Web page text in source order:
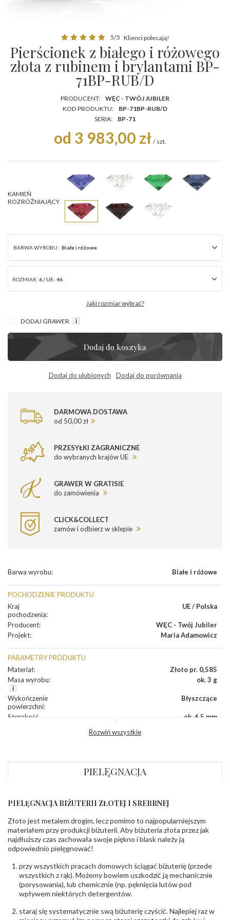
5/5 Klienci polecają!
Pierścionek z białego i różowego
złota z rubinem i brylantami BP-
71BP-RUB/D
PRODUCENT:
WĘC - TWÓJ JUBILER
KOD PRODUKTU:
BP-71BP-RUB/D
SERIA:
BP-71
od 3 983,00 zł / szt.
KAMIEŃ
ROZRÓŻNIAJĄCY
BARWA WYROBU: Białe i różowe
ROZMIAR: 6 / UE- 46
Jaki rozmiar wybrać?
DODAJ GRAWER
Dodaj do koszyka
Dodaj do ulubionych Dodaj do porównania
DARMOWA DOSTAWA
od 50,00 zł
PRZESYŁKI ZAGRANICZNE
do wybranych krajów UE
GRAWER W GRATISIE
do zamówienia
CLICK&COLLECT
zamów i odbierz w sklepie
Barwa wyrobu: Białe i różowe
POCHODZENIE PRODUKTU
Kraj
pochodzenia:
UE / Polska
Producent:
WĘC - Twój Jubiler
Projekt: Maria Adamowicz
PARAMETRY PRODUKTU
Materiał:
Złoto pr. 0,585
Masa wyrobu: ok. 3 g
Wykończenie
powierzchni:
Błyszczące
Szerokość
ok. 6,5 mm
dół:
bok
DIAMENTY
Szlif:
Brylantowy okrągły
Liczba
diamentów
0.004 ct - 8 szt.
Liczba
diamentów
(łącznie)
Masa
diamentów
(łącznie):
0.032 ct
Barwa
Czystość:
Rozwiń wszystkie
PIELĘGNACJA
PIELĘGNACJA BIŻUTERII ZŁOTEJ I SREBRNEJ
Złoto jest metalem drogim, lecz pomimo to najpopularniejszym
materiałem przy produkcji biżuterii. Aby biżuteria złota przez jak
najdłuższy czas zachowała swoje piękno i blask należy ją
odpowiednio pielęgnować!
przy wszystkich pracach domowych ściągać biżuterię (przede
wszystkich z rąk). Możemy bowiem uszkodzić ją mechanicznie
(porysowania), lub chemicznie (np. pęknięcia lutów pod
wpływem niektórych detergentów.
staraj się systematycznie swą biżuterię czyścić. Najlepiej raz w